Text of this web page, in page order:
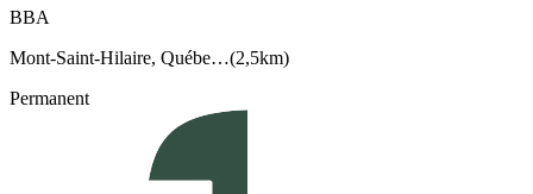
BBA
Mont-Saint-Hilaire, Québe…(2,5km)
Permanent